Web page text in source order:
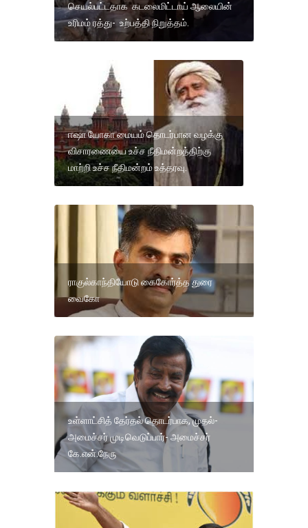
செயல்பட்டதாக கடலைமிட்டாய் ஆலையின்
உரிமம் ரத்து- உற்பத்தி நிறுத்தம்.
ஈஷா யோகா மையம் தொடர்பான வழக்கு
விசாரணையை உச்ச நீதிமன்றத்திற்கு
மாற்றி உச்ச நீதிமன்றம் உத்தரவு.
ராகுல்காந்தியோடு கைகோர்த்த துரை
வைகோ
உள்ளாட்சித் தேர்தல் தொடர்பாக, முதல்-
அமைச்சர் முடிவெடுப்பார்- அமைச்சர்
கே.என்.நேரு